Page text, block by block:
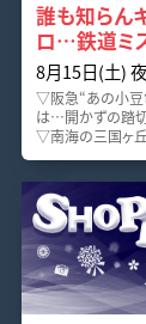
誰も知らん
ロ…鉄道ミ
8月15日(土)
▽阪急“あの小豆
は…開かずの踏
▽南海の三国ヶ